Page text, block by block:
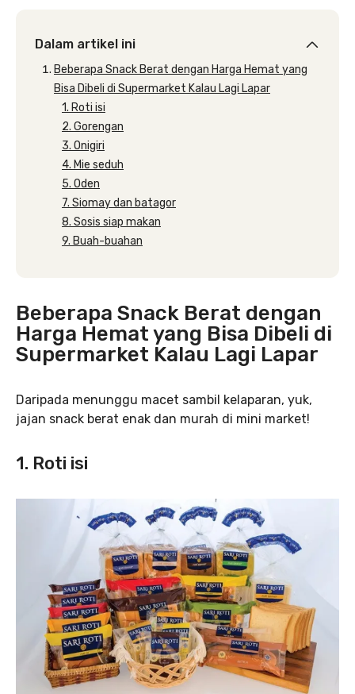
Dalam artikel ini
Beberapa Snack Berat dengan Harga Hemat yang
Bisa Dibeli di Supermarket Kalau Lagi Lapar
1. Roti isi
2. Gorengan
3. Onigiri
4. Mie seduh
5. Oden
7. Siomay dan batagor
8. Sosis siap makan
9. Buah-buahan
Beberapa Snack Berat dengan
Harga Hemat yang Bisa Dibeli di
Supermarket Kalau Lagi Lapar
Daripada menunggu macet sambil kelaparan, yuk,
jajan snack berat enak dan murah di mini market!
1. Roti isi